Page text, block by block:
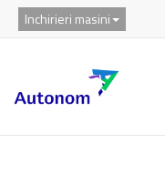
Inchirieri masini